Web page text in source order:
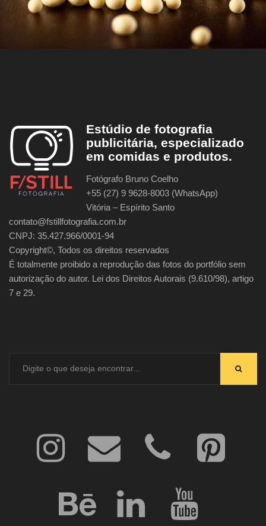
Estúdio de fotografia
publicitária, especializado
em comidas e produtos.
Fotógrafo Bruno Coelho
+55 (27) 9 9628-8003 (WhatsApp)
Vitória – Espírito Santo
contato@fstillfotografia.com.br
CNPJ: 35.427.966/0001-94
Copyright©, Todos os direitos reservados
É totalmente proibido a reprodução das fotos do portfólio sem
autorização do autor. Lei dos Direitos Autorais (9.610/98), artigo
7 e 29.